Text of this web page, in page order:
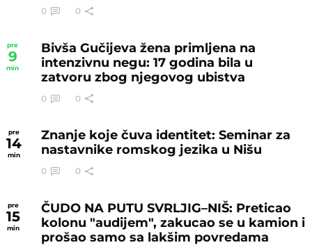
0 0
pre
9
min
Bivša Gučijeva žena primljena na
intenzivnu negu: 17 godina bila u
zatvoru zbog njegovog ubistva
0 0
pre
14
min
Znanje koje čuva identitet: Seminar za
nastavnike romskog jezika u Nišu
0 0
pre
15
min
ČUDO NA PUTU SVRLJIG–NIŠ: Preticao
kolonu "audijem", zakucao se u kamion i
prošao samo sa lakšim povredama